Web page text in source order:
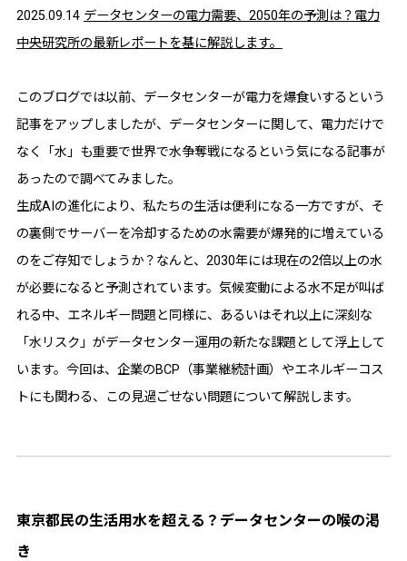
2025.09.14 データセンターの電力需要、2050年の予測は？電力
中央研究所の最新レポートを基に解説します。
このブログでは以前、データセンターが電力を爆食いするという
記事をアップしましたが、データセンターに関して、電力だけで
なく「水」も重要で世界で水争奪戦になるという気になる記事が
あったので調べてみました。
生成AIの進化により、私たちの生活は便利になる一方ですが、そ
の裏側でサーバーを冷却するための水需要が爆発的に増えている
のをご存知でしょうか？なんと、2030年には現在の2倍以上の水
が必要になると予測されています。気候変動による水不足が叫ば
れる中、エネルギー問題と同様に、あるいはそれ以上に深刻な
「水リスク」がデータセンター運用の新たな課題として浮上して
います。今回は、企業のBCP（事業継続計画）やエネルギーコス
トにも関わる、この見過ごせない問題について解説します。
東京都民の生活用水を超える？データセンターの喉の渇
き